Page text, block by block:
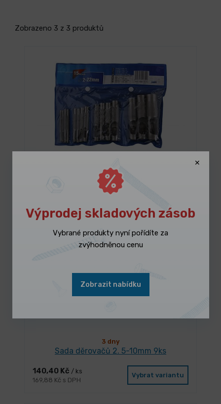
Zobrazeno 3 z 3 produktů
Sada děrovačů 2-22mm 15ks
3 dny
Sada děrovačů 2. 5-10mm 9ks
140,40 Kč / ks
169,88 Kč s DPH
Vybrat variantu
Výprodej skladových zásob
Vybrané produkty nyní pořídíte za
zvýhodněnou cenu
Zobrazit nabídku